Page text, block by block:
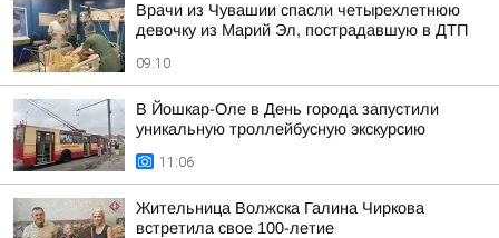
Врачи из Чувашии спасли четырехлетнюю
девочку из Марий Эл, пострадавшую в ДТП
09:10
В Йошкар-Оле в День города запустили
уникальную троллейбусную экскурсию
11:06
Жительница Волжска Галина Чиркова
встретила свое 100-летие